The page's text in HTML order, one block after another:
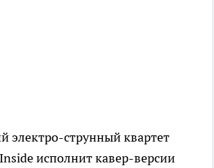
электро-струнный квартет
исполнит кавер-версии